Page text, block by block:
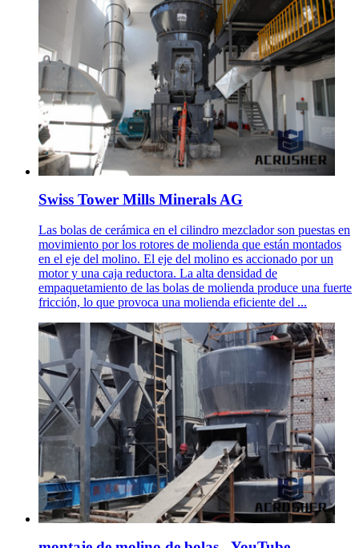
Swiss Tower Mills Minerals AG
Las bolas de cerámica en el cilindro mezclador son puestas en
movimiento por los rotores de molienda que están montados
en el eje del molino. El eje del molino es accionado por un
motor y una caja reductora. La alta densidad de
empaquetamiento de las bolas de molienda produce una fuerte
fricción, lo que provoca una molienda eficiente del ...